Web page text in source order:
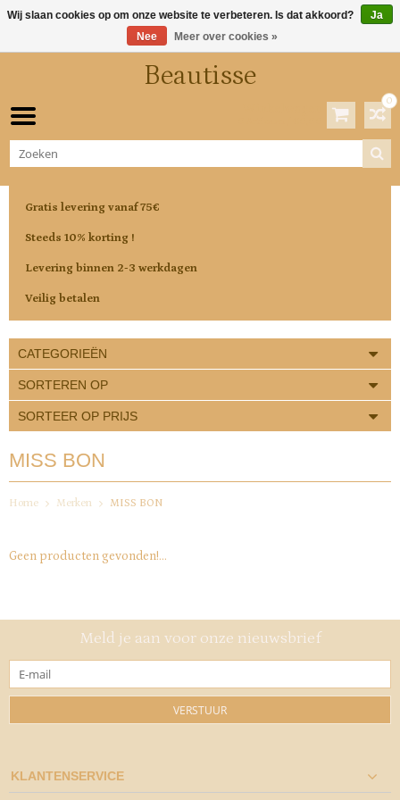
Beautisse
0
Gratis levering vanaf 75€
Steeds 10% korting !
Levering binnen 2-3 werkdagen
Veilig betalen
CATEGORIEËN
SORTEREN OP
SORTEER OP PRIJS
MISS BON
Home Merken MISS BON
Geen producten gevonden!...
Meld je aan voor onze nieuwsbrief
VERSTUUR
KLANTENSERVICE
Wij slaan cookies op om onze website te verbeteren. Is dat akkoord?
Ja
Nee
Meer over cookies »